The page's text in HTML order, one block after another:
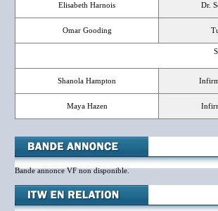
Elisabeth Harnois Dr.
Omar Gooding
Shanola Hampton
Maya Hazen
Bande annonce VF non disponible.